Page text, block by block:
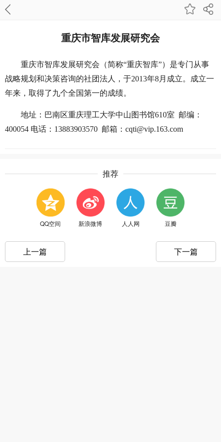
重庆市智库发展研究会
重庆市智库发展研究会（简称“重庆智库”）是专门从事
战略规划和决策咨询的社团法人，于2013年8月成立。成立一
年来，取得了九个全国第一的成绩。
地址：巴南区重庆理工大学中山图书馆610室 邮编：
400054 电话：13883903570 邮箱：cqti@vip.163.com
推荐
QQ空间 新浪微博 人人网 豆瓣
上一篇 下一篇